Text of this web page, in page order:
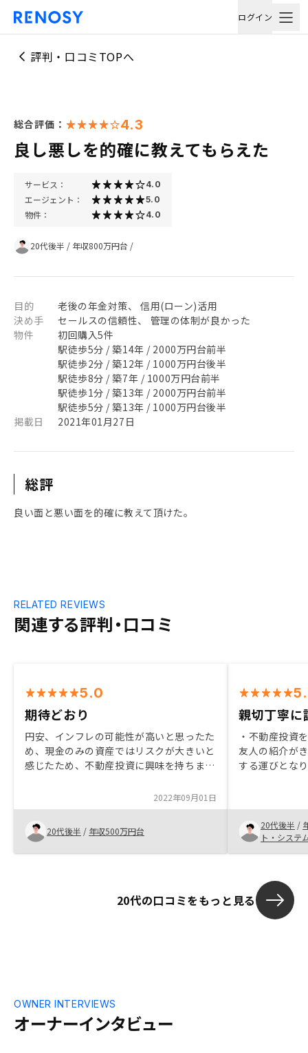
ログイン
評判・口コミTOPへ
総合評価： 4.3
良し悪しを的確に教えてもらえた
サービス： 4.0
エージェント： 5.0
物件： 4.0
20代後半 / 年収800万円台 /
目的
老後の年金対策、 信用(ローン)活用
決め手
セールスの信頼性、 管理の体制が良かった
物件
初回購入5件
駅徒歩5分 / 築14年 / 2000万円台前半
駅徒歩2分 / 築12年 / 1000万円台後半
駅徒歩8分 / 築7年 / 1000万円台前半
駅徒歩1分 / 築13年 / 2000万円台前半
駅徒歩5分 / 築13年 / 1000万円台後半
掲載日
2021年01月27日
総評
良い面と悪い面を的確に教えて頂けた。
関連する評判・口コミ
RELATED REVIEWS
5.0
期待どおり
円安、インフレの可能性が高いと思ったた
め、現金のみの資産ではリスクが大きいと
感じたため、不動産投資に興味を持ちまし
リの充実度から他社と比較して決めまし
た。担当者の対応もよく、スムーズに進ん
だことが何よりも良かったです。
2022年09月01日
20代後半 / 年収500万円台
親切丁寧に
・不動産投資
友人の紹介が
する運びとな
入を決断しま
20代後半 /
ト・システ
20代の口コミをもっと見る
オーナーインタビュー
OWNER INTERVIEWS